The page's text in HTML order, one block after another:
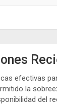
efectivas
la
del